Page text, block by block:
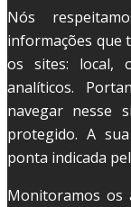
Nós
informações que
os sites: local,
analíticos.
navegar nesse
protegido. A
ponta indicada
Monitoramos os